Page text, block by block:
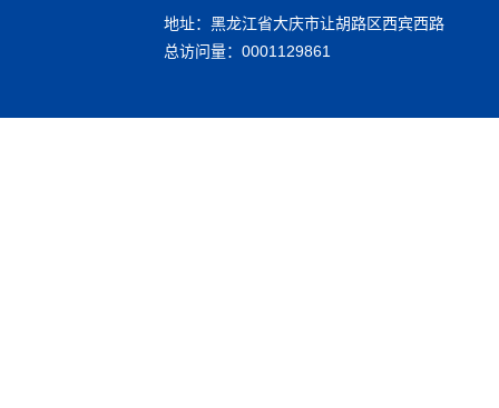
地址：黑龙江省大庆市让胡路区西宾西路
总访问量： 0001129861